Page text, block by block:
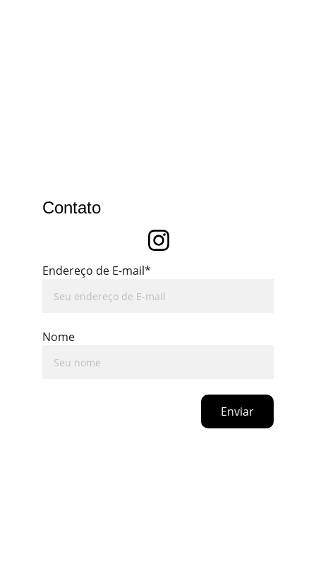
Contato
Endereço de E-mail*
Nome
Enviar